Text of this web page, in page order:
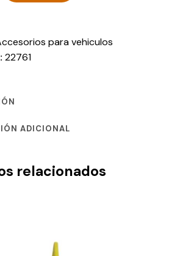
para vehiculos
22761
ADICIONAL
relacionados